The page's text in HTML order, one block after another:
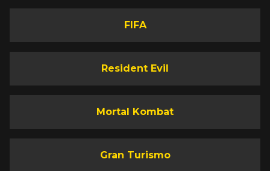
FIFA
Resident Evil
Mortal Kombat
Gran Turismo